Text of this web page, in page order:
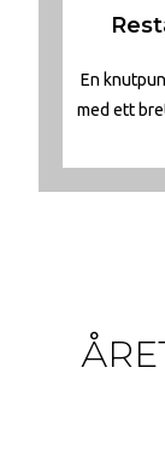
En
med ett